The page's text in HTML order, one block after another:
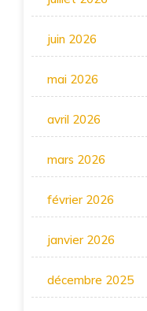
juin 2026
mai 2026
avril 2026
mars 2026
février 2026
janvier 2026
décembre 2025